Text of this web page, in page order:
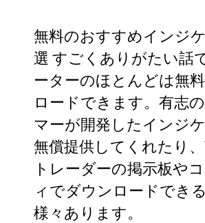
無料のおすすめインジ
選 すごくありがたい話
ーターのほとんどは無
ロードできます。有志
マーが開発したインジ
無償提供してくれたり
トレーダーの掲示板や
ィでダウンロードでき
様々あります。